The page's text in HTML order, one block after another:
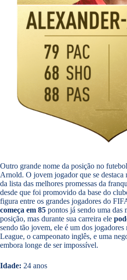
Outro grande nome da posição no
Arnold. O jovem jogador que se destaca
da lista das melhores promessas da
desde que foi promovido da base do
figura entre os grandes jogadores do
começa em 85 pontos já sendo uma das
posição, mas durante sua carreira ele
sendo tão jovem, ele é um dos
League, o campeonato inglês, e uma
embora longe de ser impossível.
Idade: 24 anos